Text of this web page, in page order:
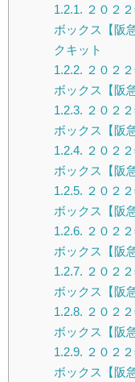
1.2.1. ２０２
ボックス【阪
クキット
1.2.2. ２０２
ボックス【阪
1.2.3. ２０２
ボックス【阪
1.2.4. ２０２
ボックス【阪
1.2.5. ２０２
ボックス【阪
1.2.6. ２０２
ボックス【阪
1.2.7. ２０２
ボックス【阪
1.2.8. ２０２
ボックス【阪
1.2.9. ２０２
ボックス【阪